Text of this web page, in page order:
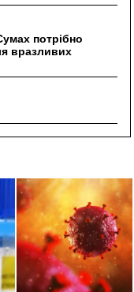
потрібно
вразливих